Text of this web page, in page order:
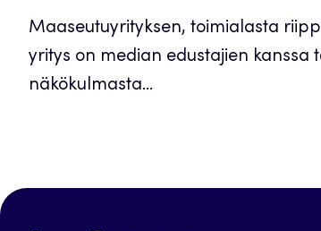
Maaseutuyrityksen, toimialasta
yritys on median edustajien kanssa
näkökulmasta...